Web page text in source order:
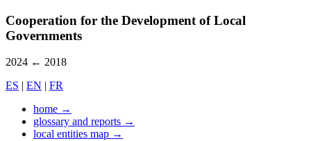
Cooperation for the Development of Local
Governments
2024 ← 2018
ES | EN | FR
home →
glossary and reports →
local entities map →